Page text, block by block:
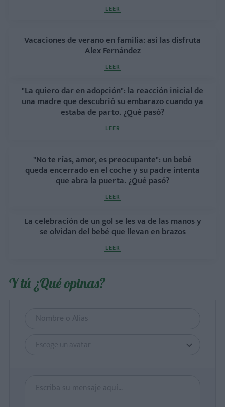
LEER
Vacaciones de verano en familia: así las disfruta
Alex Fernández
LEER
"La quiero dar en adopción": la reacción inicial de
una madre que descubrió su embarazo cuando ya
estaba de parto. ¿Qué pasó?
LEER
"No te rías, amor, es preocupante": un bebé
queda encerrado en el coche y su padre intenta
que abra la puerta. ¿Qué pasó?
LEER
La celebración de un gol se les va de las manos y
se olvidan del bebé que llevan en brazos
LEER
Y tú ¿Qué opinas?
Escoge un avatar